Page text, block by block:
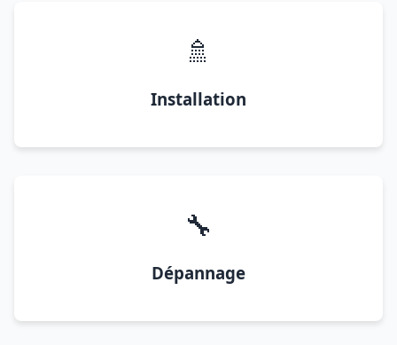
🚿
Installation
🔧
Dépannage